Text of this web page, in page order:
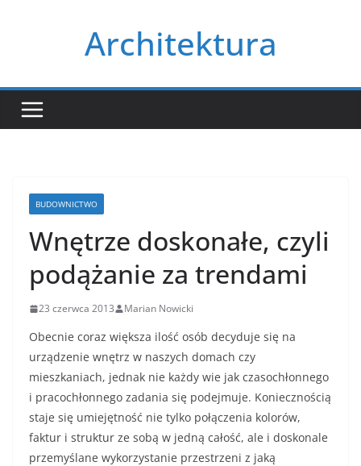
Architektura
BUDOWNICTWO
Wnętrze doskonałe, czyli
podążanie za trendami
23 czerwca 2013 Marian Nowicki
Obecnie coraz większa ilość osób decyduje się na
urządzenie wnętrz w naszych domach czy
mieszkaniach, jednak nie każdy wie jak czasochłonnego
i pracochłonnego zadania się podejmuje. Koniecznością
staje się umiejętność nie tylko połączenia kolorów,
faktur i struktur ze sobą w jedną całość, ale i doskonale
przemyślane wykorzystanie przestrzeni z jaką